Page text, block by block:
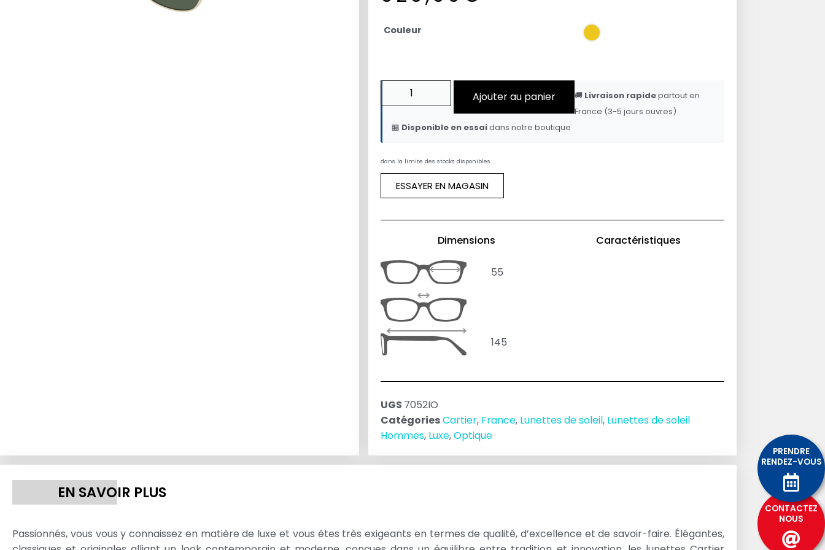
Couleur
Ajouter au panier 🚚 Livraison rapidepartout en
France (3-5 jours ouvres)
🏪 Disponible en essaidans notre boutique
dans la limite des stocks disponibles.
ESSAYER EN MAGASIN
Dimensions
55
145
Caractéristiques
UGS 7052IO
CatégoriesCartier, France, Lunettes de soleil, Lunettes de soleil
Hommes, Luxe,Optique
EN SAVOIR PLUS
Passionnés, vous vous y connaissez en matière de luxe et vous êtes très exigeants en termes de qualité, d’excellence et de savoir-faire. Élégantes,
PRENDRE
RENDEZ-VOUS
CONTACTEZ
NOUS